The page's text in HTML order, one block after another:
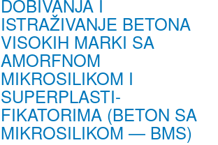
DOBIVANJA I
ISTRAŽIVANJE BETONA
VISOKIH MARKI SA
AMORFNOM
MIKROSILIKOM I
SUPERPLASTI-
FIKATORIMA (BETON SA
MIKROSILIKOM — BMS)